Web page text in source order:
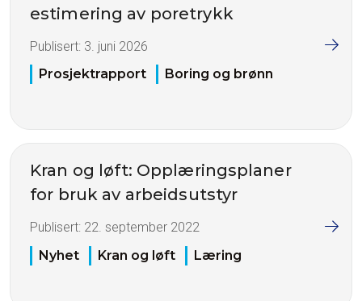
estimering av poretrykk
Publisert: 3. juni 2026
Prosjektrapport
Boring og brønn
Kran og løft: Opplæringsplaner
for bruk av arbeidsutstyr
Publisert: 22. september 2022
Nyhet
Kran og løft Læring